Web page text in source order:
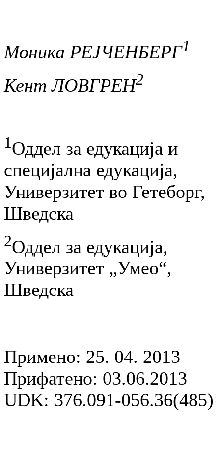
Моника РЕЈЧЕНБЕРГ1
Кент ЛОВГРЕН2
1Оддел за едукација и
специјална едукација,
Универзитет во Гетеборг,
Шведска
2Оддел за едукација,
Универзитет „Умео“,
Шведска
Примено: 25. 04. 2013
Прифатено: 03.06.2013
UDK: 376.091-056.36(485)